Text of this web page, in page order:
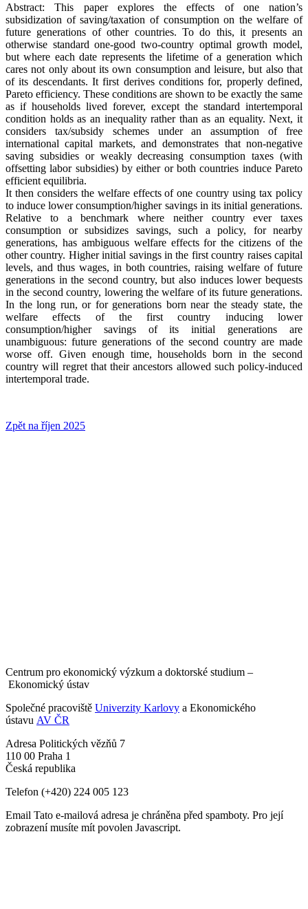
Abstract: This paper explores the effects of one nation’s
subsidization of saving/taxation of consumption on the welfare of
future generations of other countries. To do this, it presents an
otherwise standard one-good two-country optimal growth model,
but where each date represents the lifetime of a generation which
cares not only about its own consumption and leisure, but also that
of its descendants. It first derives conditions for, properly defined,
Pareto efficiency. These conditions are shown to be exactly the same
as if households lived forever, except the standard intertemporal
condition holds as an inequality rather than as an equality. Next, it
considers tax/subsidy schemes under an assumption of free
international capital markets, and demonstrates that non-negative
saving subsidies or weakly decreasing consumption taxes (with
offsetting labor subsidies) by either or both countries induce Pareto
efficient equilibria.
It then considers the welfare effects of one country using tax policy
to induce lower consumption/higher savings in its initial generations.
Relative to a benchmark where neither country ever taxes
consumption or subsidizes savings, such a policy, for nearby
generations, has ambiguous welfare effects for the citizens of the
other country. Higher initial savings in the first country raises capital
levels, and thus wages, in both countries, raising welfare of future
generations in the second country, but also induces lower bequests
in the second country, lowering the welfare of its future generations.
In the long run, or for generations born near the steady state, the
welfare effects of the first country inducing lower
consumption/higher savings of its initial generations are
unambiguous: future generations of the second country are made
worse off. Given enough time, households born in the second
country will regret that their ancestors allowed such policy-induced
intertemporal trade.
Zpět na říjen 2025
Centrum pro ekonomický výzkum a doktorské studium –
Ekonomický ústav
Společné pracoviště Univerzity Karlovy a Ekonomického
ústavu AV ČR
Adresa Politických vězňů 7
110 00 Praha 1
Česká republika
Telefon (+420) 224 005 123
Email Tato e-mailová adresa je chráněna před spamboty. Pro její
zobrazení musíte mít povolen Javascript.